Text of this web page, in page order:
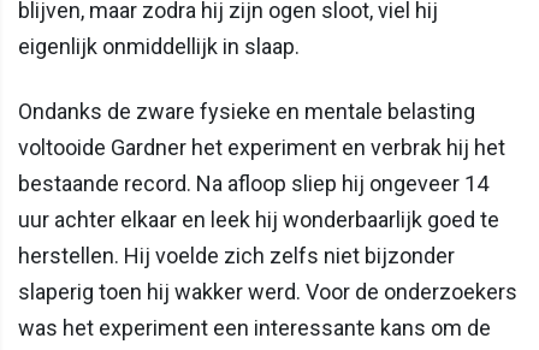
blijven, maar zodra hij zijn ogen sloot, viel hij
eigenlijk onmiddellijk in slaap.
Ondanks de zware fysieke en mentale belasting
voltooide Gardner het experiment en verbrak hij het
bestaande record. Na afloop sliep hij ongeveer 14
uur achter elkaar en leek hij wonderbaarlijk goed te
herstellen. Hij voelde zich zelfs niet bijzonder
slaperig toen hij wakker werd. Voor de onderzoekers
was het experiment een interessante kans om de